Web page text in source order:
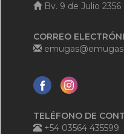
Bv. 9 de Julio 2356
CORREO
TELÉFONO DE
+54 03564 435599